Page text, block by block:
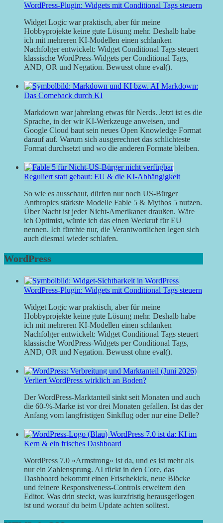
WordPress-Plugin: Widgets mit Conditional Tags steuern
Widget Logic war praktisch, aber für meine
Hobbyprojekte keine gute Lösung mehr. Deshalb habe
ich mit mehreren KI-Modellen einen schlanken
Nachfolger entwickelt: Widget Conditional Tags steuert
klassische WordPress-Widgets per Conditional Tags,
AND, OR und Negation. Bewusst ohne eval().
Markdown:
Das Comeback durch KI
Markdown war jahrelang etwas für Nerds. Jetzt ist es die
Sprache, in der wir KI-Werkzeuge anweisen, und
Google Cloud baut sein neues Open Knowledge Format
darauf auf. Warum sich ausgerechnet das schlichteste
Format durchsetzt und wo die anderen Formate bleiben.
Reguliert statt gebaut: EU & die KI-Abhängigkeit
So wie es ausschaut, dürfen nur noch US-Bürger
Anthropics stärkste Modelle Fable 5 & Mythos 5 nutzen.
Über Nacht ist jeder Nicht-Amerikaner draußen. Wäre
ich Optimist, würde ich das einen Weckruf für EU
nennen. Ich fürchte nur, die Verantwortlichen legen sich
auch diesmal wieder schlafen.
WordPress
WordPress-Plugin: Widgets mit Conditional Tags steuern
Widget Logic war praktisch, aber für meine
Hobbyprojekte keine gute Lösung mehr. Deshalb habe
ich mit mehreren KI-Modellen einen schlanken
Nachfolger entwickelt: Widget Conditional Tags steuert
klassische WordPress-Widgets per Conditional Tags,
AND, OR und Negation. Bewusst ohne eval().
Verliert WordPress wirklich an Boden?
Der WordPress-Marktanteil sinkt seit Monaten und auch
die 60-%-Marke ist vor drei Monaten gefallen. Ist das der
Anfang vom langfristigen Sinkflug oder nur eine Delle?
WordPress 7.0 ist da: KI im
Kern & ein frisches Dashboard
WordPress 7.0 »Armstrong« ist da, und es ist mehr als
nur ein Zahlensprung. AI rückt in den Core, das
Dashboard bekommt einen Frischekick, neue Blöcke
und feinere Responsiveness-Controls erweitern den
Editor. Was drin steckt, was kurzfristig herausgeflogen
ist und worauf du beim Update achten solltest.